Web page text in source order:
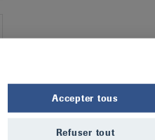
Accepter tous
Refuser tout